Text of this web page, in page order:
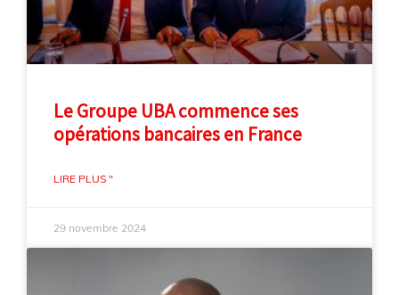
Le Groupe UBA commence ses
opérations bancaires en France
LIRE PLUS "
29 novembre 2024